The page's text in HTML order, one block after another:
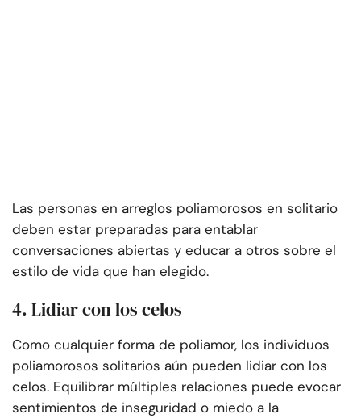
Las personas en arreglos poliamorosos en solitario
deben estar preparadas para entablar
conversaciones abiertas y educar a otros sobre el
estilo de vida que han elegido.
4. Lidiar con los celos
Como cualquier forma de poliamor, los individuos
poliamorosos solitarios aún pueden lidiar con los
celos. Equilibrar múltiples relaciones puede evocar
sentimientos de inseguridad o miedo a la